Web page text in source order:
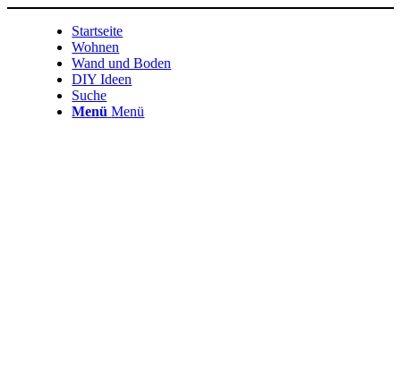
Startseite
Wohnen
Wand und Boden
DIY Ideen
Suche
Menü Menü